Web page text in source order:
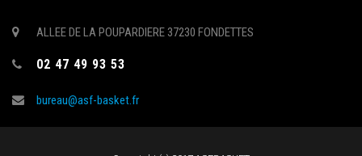
ALLEE DE LA POUPARDIERE 37230 FONDETTES
02 47 49 93 53
bureau@asf-basket.fr